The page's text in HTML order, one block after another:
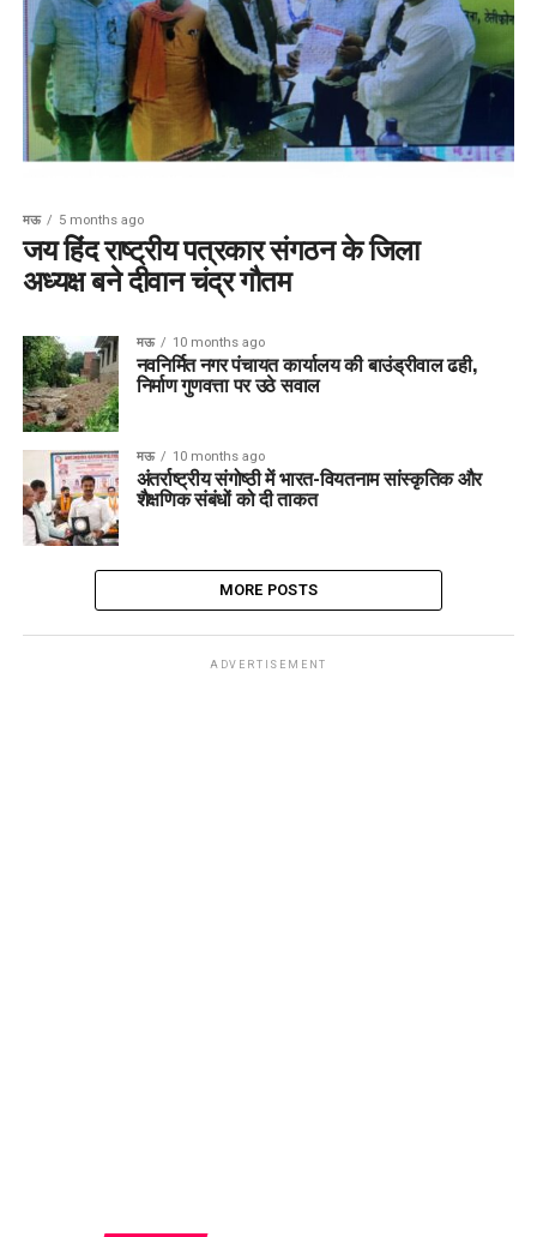
मऊ 5 months ago
जय हिंद राष्ट्रीय पत्रकार संगठन के जिला
अध्यक्ष बने दीवान चंद्र गौतम
मऊ 10 months ago
नवनिर्मित नगर पंचायत कार्यालय की बाउंड्रीवाल ढही,
निर्माण गुणवत्ता पर उठे सवाल
मऊ 10 months ago
अंतर्राष्ट्रीय संगोष्ठी में भारत-वियतनाम सांस्कृतिक और
शैक्षणिक संबंधों को दी ताकत
MORE POSTS
ADVERTISEMENT